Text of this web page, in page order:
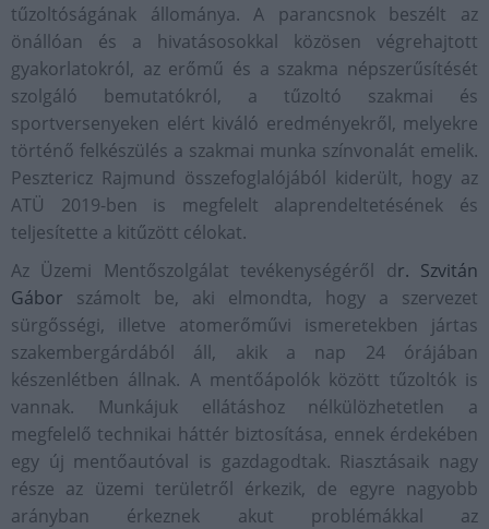
tűzoltóságának állománya. A parancsnok beszélt az
önállóan és a hivatásosokkal közösen végrehajtott
gyakorlatokról, az erőmű és a szakma népszerűsítését
szolgáló bemutatókról, a tűzoltó szakmai és
sportversenyeken elért kiváló eredményekről, melyekre
történő felkészülés a szakmai munka színvonalát emelik.
Pesztericz Rajmund összefoglalójából kiderült, hogy az
ATÜ 2019-ben is megfelelt alaprendeltetésének és
teljesítette a kitűzött célokat.
Az Üzemi Mentőszolgálat tevékenységéről dr. Szvitán
Gábor számolt be, aki elmondta, hogy a szervezet
sürgősségi, illetve atomerőművi ismeretekben jártas
szakembergárdából áll, akik a nap 24 órájában
készenlétben állnak. A mentőápolók között tűzoltók is
vannak. Munkájuk ellátáshoz nélkülözhetetlen a
megfelelő technikai háttér biztosítása, ennek érdekében
egy új mentőautóval is gazdagodtak. Riasztásaik nagy
része az üzemi területről érkezik, de egyre nagyobb
arányban érkeznek akut problémákkal az